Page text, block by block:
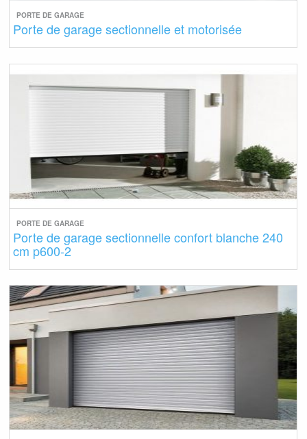
PORTE DE GARAGE
Porte de garage sectionnelle et motorisée
PORTE DE GARAGE
Porte de garage sectionnelle confort blanche 240
cm p600-2